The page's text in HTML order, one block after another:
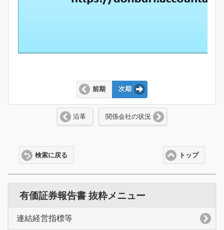
前期 次期
沿革 関係会社の状況
トップ
検索に戻る
有価証券報告書 抜粋メニュー
連結経営指標等